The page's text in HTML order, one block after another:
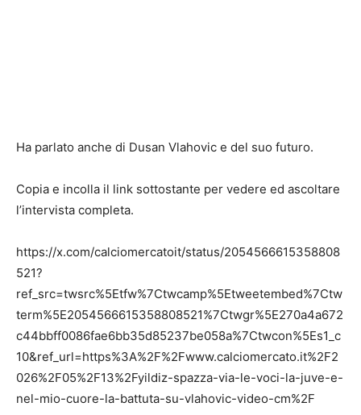
Ha parlato anche di Dusan Vlahovic e del suo futuro.
Copia e incolla il link sottostante per vedere ed ascoltare
l’intervista completa.
https://x.com/calciomercatoit/status/2054566615358808
521?
ref_src=twsrc%5Etfw%7Ctwcamp%5Etweetembed%7Ctw
term%5E2054566615358808521%7Ctwgr%5E270a4a672
c44bbff0086fae6bb35d85237be058a%7Ctwcon%5Es1_c
10&ref_url=https%3A%2F%2Fwww.calciomercato.it%2F2
026%2F05%2F13%2Fyildiz-spazza-via-le-voci-la-juve-e-
nel-mio-cuore-la-battuta-su-vlahovic-video-cm%2F